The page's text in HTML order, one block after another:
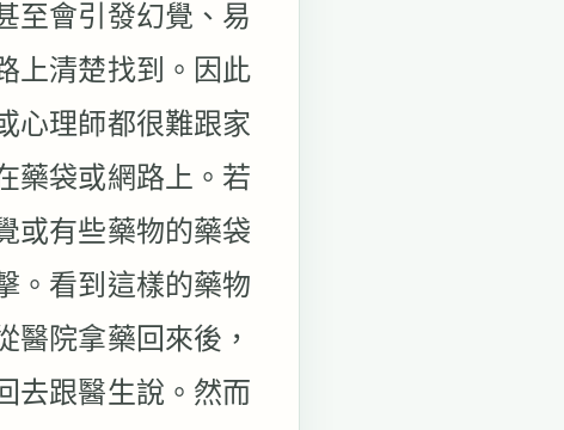
至會引發幻覺、易
上清楚找到。因此
心理師都很難跟家
藥袋或網路上。若
或有些藥物的藥袋
。看到這樣的藥物
醫院拿藥回來後，
去跟醫生說。然而